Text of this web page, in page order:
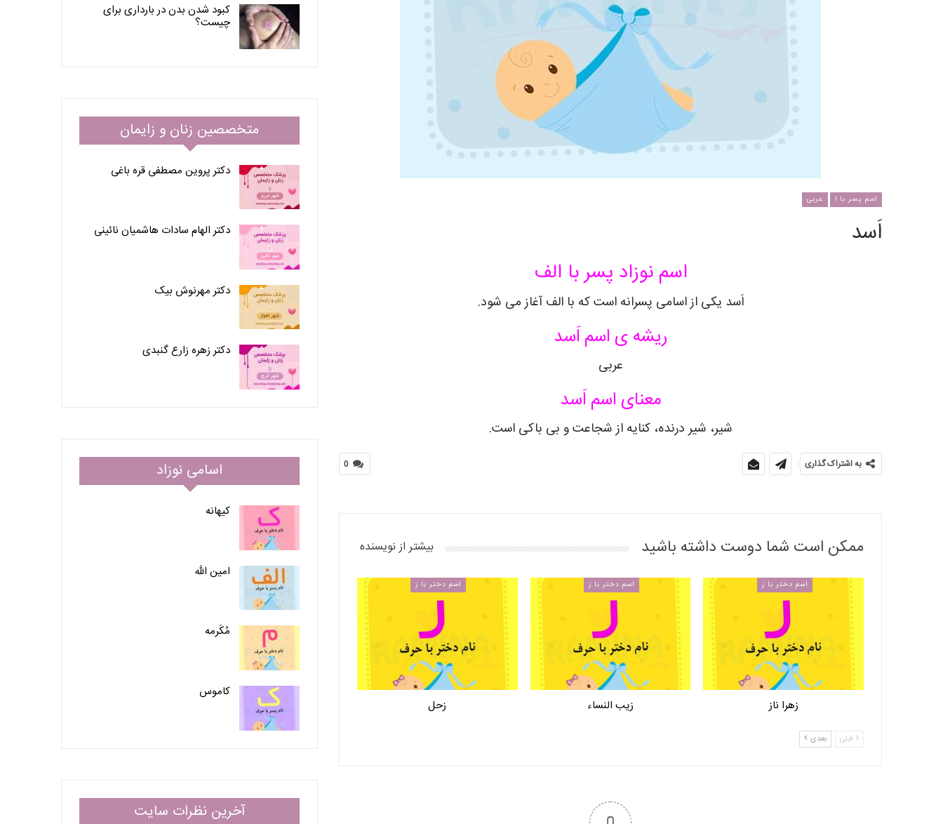
اسم پسر با ا عربی
اَسد
اسم نوزاد پسر با الف
اَسد یکی از اسامی پسرانه است که با الف آغاز می شود.
ریشه ی اسم اَسد
عربی
معنای اسم اَسد
شیر، شیر درنده، کنایه از شجاعت و بی باکی است.
0 به اشتراک گذاری
ممکن است شما دوست داشته باشید بیشتر از نویسنده
اسم دختر با ز
زهرا ناز
اسم دختر با ز
زیب النساء
اسم دختر با ز
زحل
قبلی بعدی
کبود شدن بدن در بارداری برای
چیست؟
متخصصین زنان و زایمان
دکتر پروین مصطفی قره باغی
دکتر الهام سادات هاشمیان نائینی
دکتر مهرنوش بیک
دکتر زهره زارع گنبدی
اسامی نوزاد
کیهانه
امین الله
مُکَرمه
کاموس
آخرین نظرات سایت